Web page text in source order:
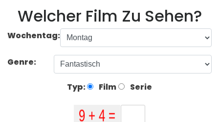
Welcher Film Zu Sehen?
Wochentag:
Genre:
Typ: Film Serie